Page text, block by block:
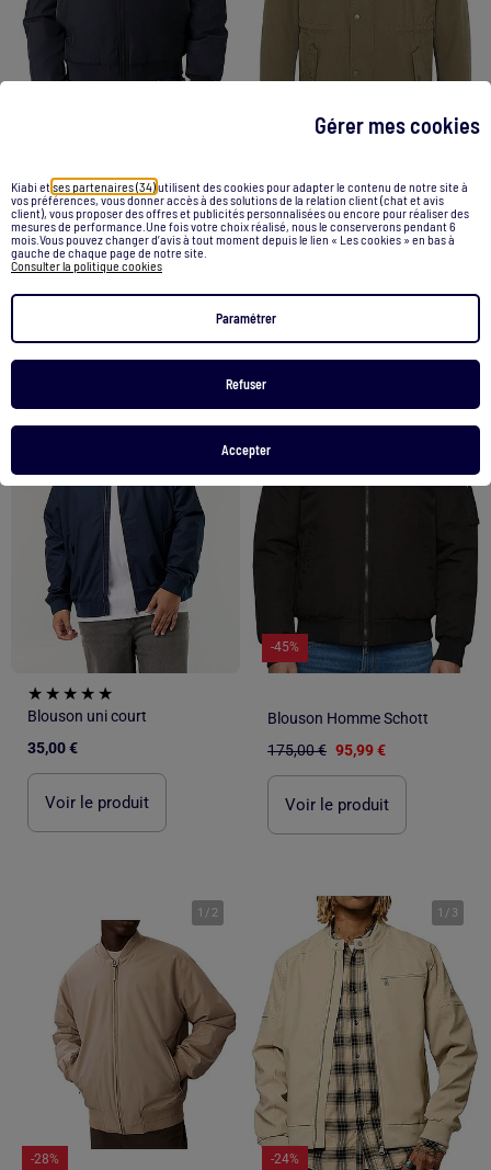
Gérer mes cookies
Kiabi etses partenaires (34)utilisent des cookies pour adapter le contenu de notre site à
vos préférences, vous donner accès à des solutions de la relation client (chat et avis
client), vous proposer des offres et publicités personnalisées ou encore pour réaliser des
mesures de performance.Une fois votre choix réalisé, nous le conserverons pendant 6
mois.Vous pouvez changer d’avis à tout moment depuis le lien « Les cookies » en bas à
gauche de chaque page de notre site.
Consulter la politique cookies
Paramétrer
Refuser
Accepter
Blouson Homme Teddy Smith
159,99 € 119,99 €
Voir le produit
Blouson Homme Schott
160,00 € 95,99 €
Blouson uni court
35,00 €
Voir le produit
-45%
Blouson Homme Schott
175,00 € 95,99 €
Voir le produit
1 / 2
-28%
1 / 3
-24%